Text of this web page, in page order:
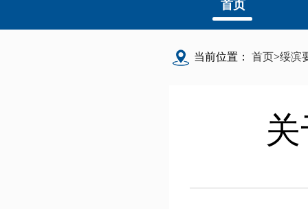
首页
当前位置： 首页>绥滨